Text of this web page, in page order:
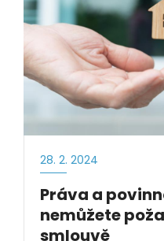
28. 2. 2024
Práva a
nemůžete
smlouvě